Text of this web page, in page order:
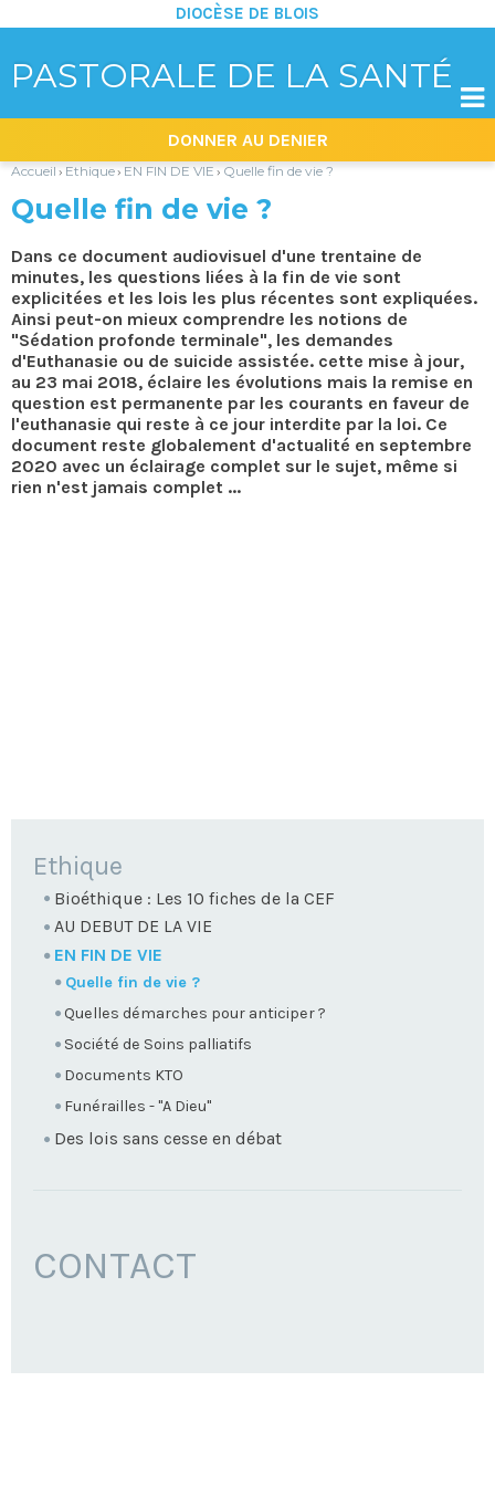
PASTORALE DE LA SANTÉ
DIOCÈSE DE BLOIS
|
Aller
navigation
DONNER AU DENIER

Accueil › Ethique› EN FIN DE VIE › Quelle fin de vie ?
Quelle fin de vie ?
Dans ce document audiovisuel d'une trentaine de
minutes, les questions liées à la fin de vie sont
explicitées et les lois les plus récentes sont expliquées.
Ainsi peut-on mieux comprendre les notions de
"Sédation profonde terminale", les demandes
d'Euthanasie ou de suicide assistée. cette mise à jour,
au 23 mai 2018, éclaire les évolutions mais la remise en
question est permanente par les courants en faveur de
l'euthanasie qui reste à ce jour interdite par la loi. Ce
document reste globalement d'actualité en septembre
2020 avec un éclairage complet sur le sujet, même si
rien n'est jamais complet ...
NAVIGATION
Ethique
Bioéthique : Les 10 fiches de la CEF
AU DEBUT DE LA VIE
EN FIN DE VIE
Quelle fin de vie ?
Quelles démarches pour anticiper ?
Société de Soins palliatifs
Documents KTO
Funérailles - "A Dieu"
Des lois sans cesse en débat
CONTACT